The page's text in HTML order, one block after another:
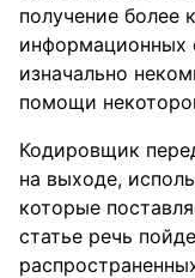
получение более
информационных
изначально
помощи
Кодировщик
на выходе,
которые
статье речь